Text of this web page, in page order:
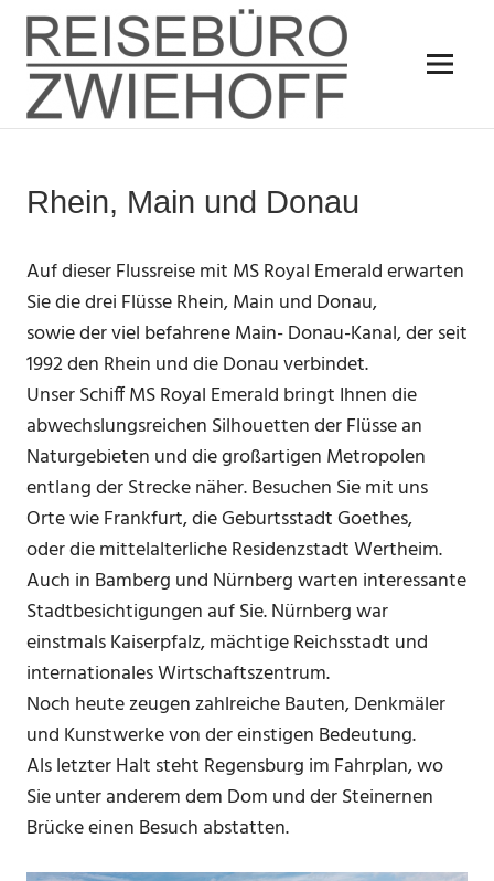
Zum
Inhalt
springen
Menü
Rhein, Main und Donau
Auf dieser Flussreise mit MS Royal Emerald erwarten
Sie die drei Flüsse Rhein, Main und Donau,
sowie der viel befahrene Main- Donau-Kanal, der seit
1992 den Rhein und die Donau verbindet.
Unser Schiff MS Royal Emerald bringt Ihnen die
abwechslungsreichen Silhouetten der Flüsse an
Naturgebieten und die großartigen Metropolen
entlang der Strecke näher. Besuchen Sie mit uns
Orte wie Frankfurt, die Geburtsstadt Goethes,
oder die mittelalterliche Residenzstadt Wertheim.
Auch in Bamberg und Nürnberg warten interessante
Stadtbesichtigungen auf Sie. Nürnberg war
einstmals Kaiserpfalz, mächtige Reichsstadt und
internationales Wirtschaftszentrum.
Noch heute zeugen zahlreiche Bauten, Denkmäler
und Kunstwerke von der einstigen Bedeutung.
Als letzter Halt steht Regensburg im Fahrplan, wo
Sie unter anderem dem Dom und der Steinernen
Brücke einen Besuch abstatten.